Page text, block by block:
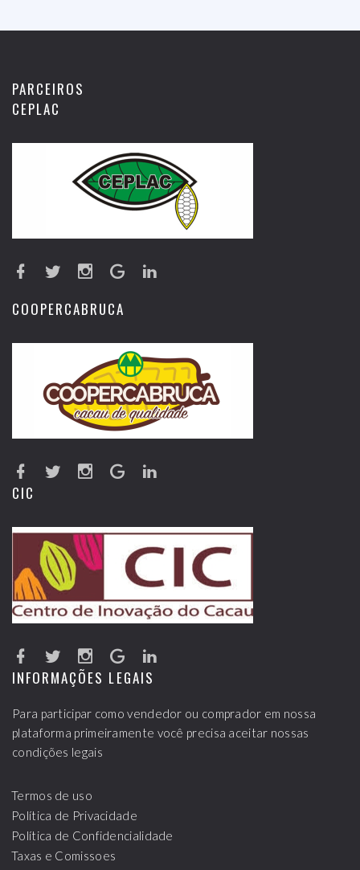
PARCEIROS
CEPLAC
COOPERCABRUCA
CIC
INFORMAÇÕES LEGAIS
Para participar como vendedor ou comprador em nossa
plataforma primeiramente você precisa aceitar nossas
condições legais
Termos de uso
Política de Privacidade
Política de Confidencialidade
Taxas e Comissoes